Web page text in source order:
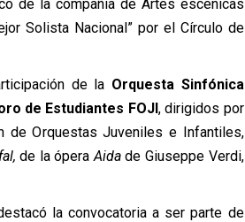
de la compañía de Artes escénicas
Solista Nacional” por el Círculo de
de la Orquesta Sinfónica
de Estudiantes FOJI, dirigidos por
de Orquestas Juveniles e Infantiles,
de la óperaAidade Giuseppe Verdi,
la convocatoria a ser parte de